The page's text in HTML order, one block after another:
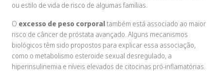
ou estilo de vida de risco de algumas famílias.
O excesso de peso corporaltambém está associado ao maior
risco de câncer de próstata avançado. Alguns mecanismos
biológicos têm sido propostos para explicar essa associação,
como o metabolismo esteroide sexual desregulado, a
hiperinsulinemia e níveis elevados de citocinas pró-inflamatórias.